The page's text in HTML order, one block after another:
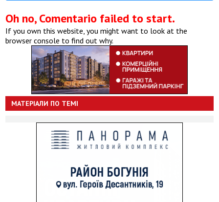
Oh no, Comentario failed to start.
If you own this website, you might want to look at the
browser console to find out why.
МАТЕРІАЛИ ПО ТЕМІ